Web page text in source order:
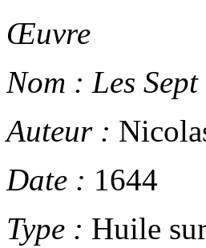
Œuvre
Nom : Les
Auteur :
Date : 1644
Type : Huile